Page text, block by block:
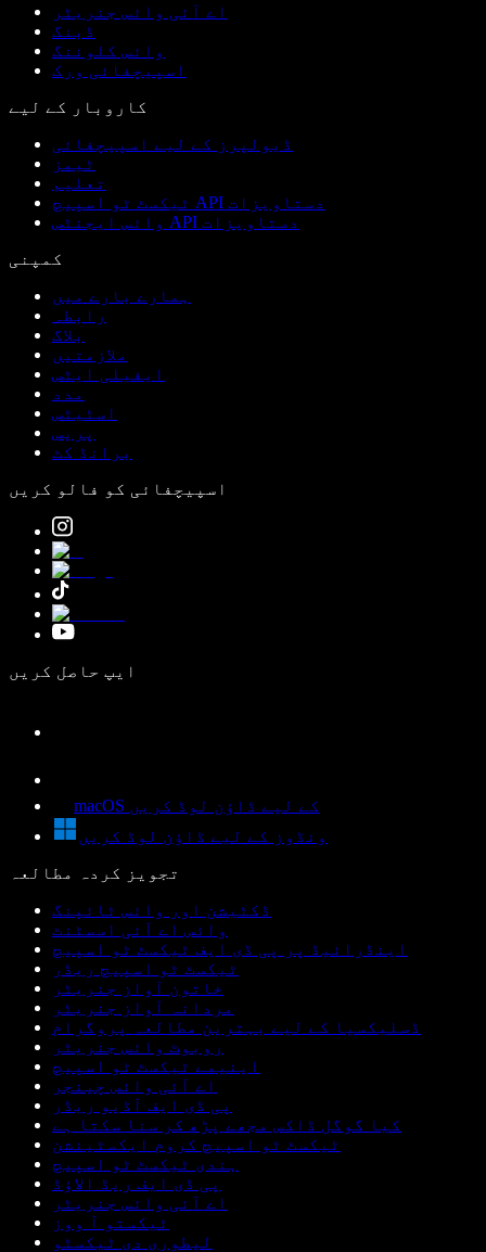
اے آئی وائس جنریٹر
ڈبنگ
وائس کلوننگ
اسپیچفائی ورک
کاروبار کے لیے
ڈیولپرز کے لیے اسپیچفائی
ٹیمز
تعلیم
ٹیکسٹ ٹو اسپیچ API دستاویزات
وائس ایجنٹس API دستاویزات
کمپنی
ہمارے بارے میں
رابطہ
بلاگ
ملازمتیں
ایفیلی ایٹس
مدد
اسٹیٹس
پریس
برانڈ کٹ
اسپیچفائی کو فالو کریں
ایپ حاصل کریں
macOS کے لیے ڈاؤن لوڈ کریں
ونڈوز کے لیے ڈاؤن لوڈ کریں
تجویز کردہ مطالعہ
ڈکٹیشن اور وائس ٹائپنگ
وائس اے آئی اسسٹنٹ
اینڈرائیڈ پر پی ڈی ایف ٹیکسٹ ٹو اسپیچ
ٹیکسٹ ٹو اسپیچ ریڈر
خاتون آواز جنریٹر
مردانہ آواز جنریٹر
ڈسلیکسیا کے لیے بہترین مطالعہ پروگرام
روبوٹ وائس جنریٹر
اینیمے ٹیکسٹ ٹو اسپیچ
اے آئی وائس چینجر
پی ڈی ایف آڈیو ریڈر
کیا گوگل ڈاکس مجھے پڑھ کر سنا سکتا ہے
ٹیکسٹ ٹو اسپیچ کروم ایکسٹینشن
ہندی ٹیکسٹ ٹو اسپیچ
پی ڈی ایف ریڈ الاؤڈ
اے آئی وائس جنریٹر
ٹیکستو آ ووز
لیطوری دی ٹیکسٹو